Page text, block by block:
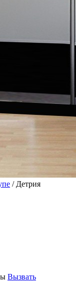
/ Детрия
Вызвать